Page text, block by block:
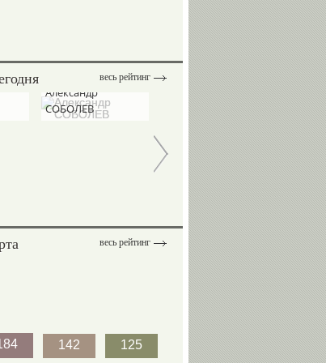
весь рейтинг
Александр
СОБОЛЕВ
весь рейтинг
142 125